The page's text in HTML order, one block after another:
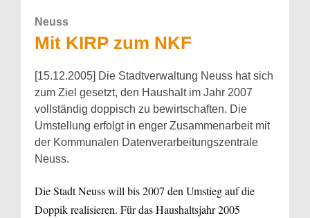
Neuss
Mit KIRP zum NKF
[15.12.2005] Die Stadtverwaltung Neuss hat sich
zum Ziel gesetzt, den Haushalt im Jahr 2007
vollständig doppisch zu bewirtschaften. Die
Umstellung erfolgt in enger Zusammenarbeit mit
der Kommunalen Datenverarbeitungszentrale
Neuss.
Die Stadt Neuss will bis 2007 den Umstieg auf die
Doppik realisieren. Für das Haushaltsjahr 2005